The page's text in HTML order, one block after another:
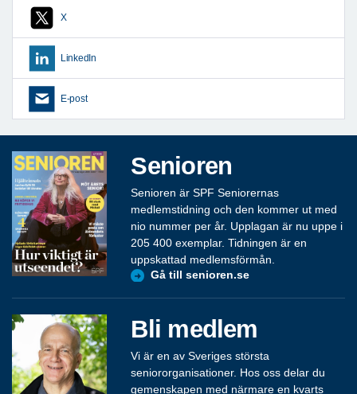
X
LinkedIn
E-post
Senioren
Senioren är SPF Seniorernas
medlemstidning och den kommer ut med
nio nummer per år. Upplagan är nu uppe i
205 400 exemplar. Tidningen är en
uppskattad medlemsförmån.
Gå till senioren.se
Bli medlem
Vi är en av Sveriges största
seniororganisationer. Hos oss delar du
gemenskapen med närmare en kvarts